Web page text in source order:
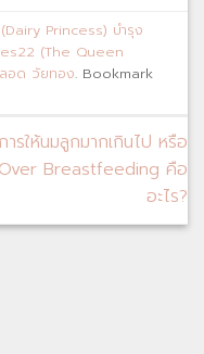
Princess) บำรุง
(The Queen
อด วัยทอง. Bookmark
การให้นมลูกมากเกินไป หรือ
Over Breastfeeding คือ
อะไร?